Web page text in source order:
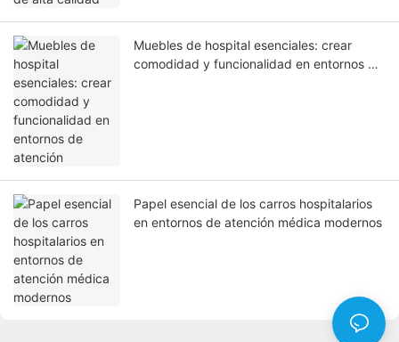
Muebles de hospital esenciales: crear
comodidad y funcionalidad en entornos de
Papel esencial de los carros hospitalarios
en entornos de atención médica modernos